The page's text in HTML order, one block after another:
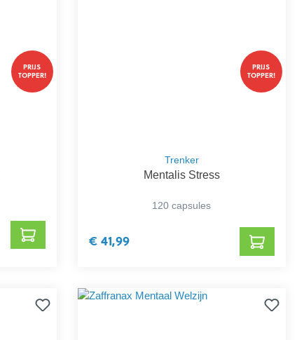
PRIJS
TOPPER!
PRIJS
TOPPER!
Trenker
Mentalis Stress
120 capsules
€ 41,99